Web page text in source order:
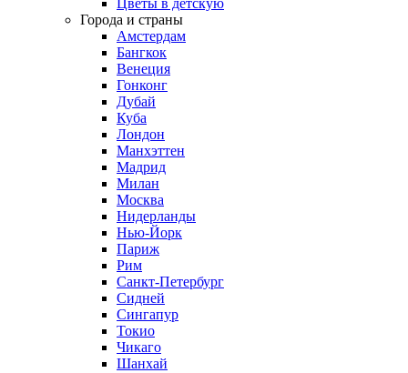
Цветы в детскую
Города и страны
Амстердам
Бангкок
Венеция
Гонконг
Дубай
Куба
Лондон
Манхэттен
Мадрид
Милан
Москва
Нидерланды
Нью-Йорк
Париж
Рим
Санкт-Петербург
Сидней
Сингапур
Токио
Чикаго
Шанхай